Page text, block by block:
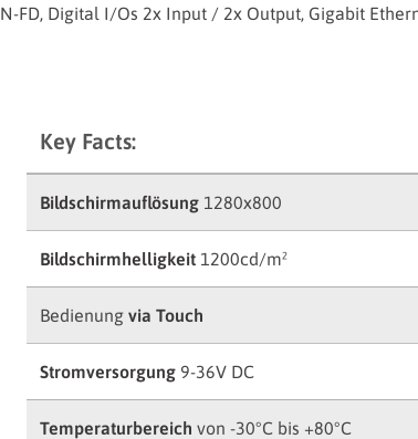
FD, Digital I/Os 2x Input / 2x Output, Gigabit
Key Facts:
Bildschirmauflösung1280x800
Bildschirmhelligkeit1200cd/m²
Bedienung via Touch
Stromversorgung9-36V DC
Temperaturbereich von -30°C bis +80°C